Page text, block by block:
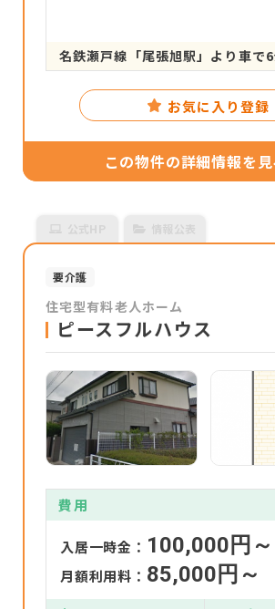
名鉄瀬戸線「尾張旭駅」より車で
お気に入り登録
この物件の詳細情報を見
要介護
住宅型有料老人ホーム
ピースフルハウス
費用
入居一時金： 100,000円～
月額利用料： 85,000円～